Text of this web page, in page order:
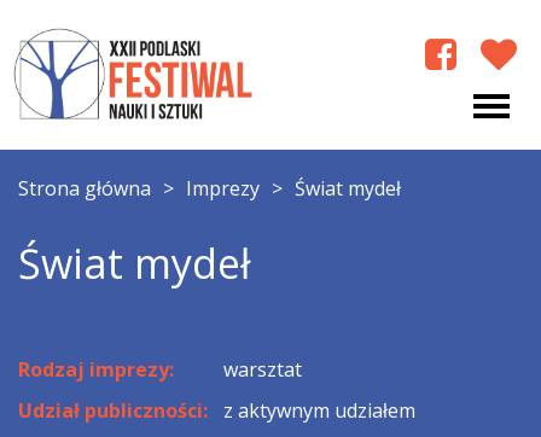
Strona główna > Imprezy > Świat mydeł
Świat mydeł
Rodzaj imprezy:
warsztat
Udział publiczności:
z aktywnym udziałem